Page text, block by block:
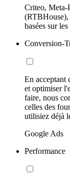
Criteo, Meta-
(RTBHouse),
basées sur
Conversion-
En acceptant
et optimiser
faire, nous
celles des
utilisiez déjà
Google Ads
Performance